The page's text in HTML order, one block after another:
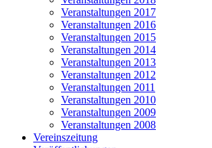
Veranstaltungen 2017
Veranstaltungen 2016
Veranstaltungen 2015
Veranstaltungen 2014
Veranstaltungen 2013
Veranstaltungen 2012
Veranstaltungen 2011
Veranstaltungen 2010
Veranstaltungen 2009
Veranstaltungen 2008
Vereinszeitung